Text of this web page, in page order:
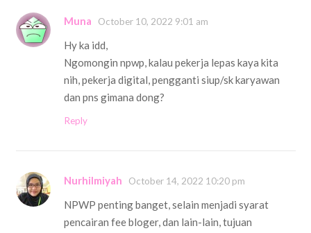
Muna October 10, 2022 9:01 am
Hy ka idd,
Ngomongin npwp, kalau pekerja lepas kaya kita
nih, pekerja digital, pengganti siup/sk karyawan
dan pns gimana dong?
Reply
Nurhilmiyah October 14, 2022 10:20 pm
NPWP penting banget, selain menjadi syarat
pencairan fee bloger, dan lain-lain, tujuan